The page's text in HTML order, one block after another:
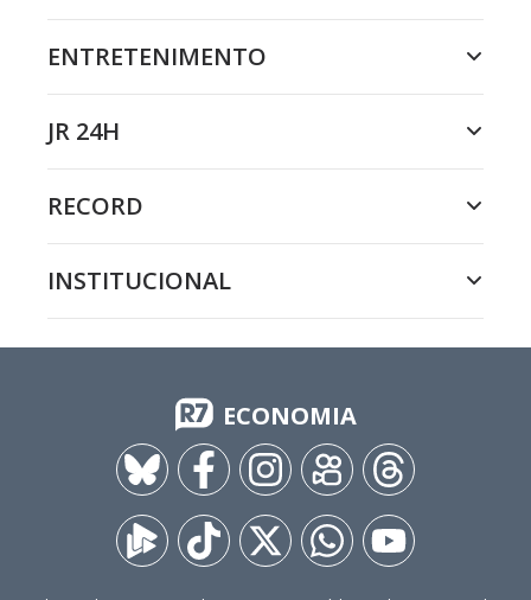
ENTRETENIMENTO
JR 24H
RECORD
INSTITUCIONAL
ECONOMIA